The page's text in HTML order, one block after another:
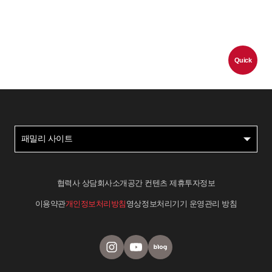
Quick
패밀리 사이트
협력사 상담회사소개 공간 컨텐츠 제휴투자정보
이용약관개인정보처리방침 영상정보처리기기 운영관리 방침